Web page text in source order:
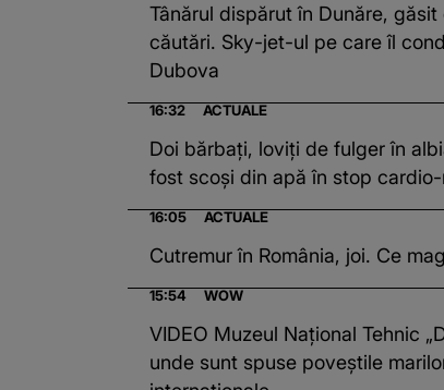
Tânărul dispărut în Dunăre,
căutări. Sky-jet-ul pe care îl
Dubova
16:32 ACTUALE
Doi bărbați, loviți de fulger în
fost scoși din apă în stop
16:05 ACTUALE
Cutremur în România, joi. Ce
15:54 WOW
VIDEO Muzeul Național Tehnic
unde sunt spuse poveștile